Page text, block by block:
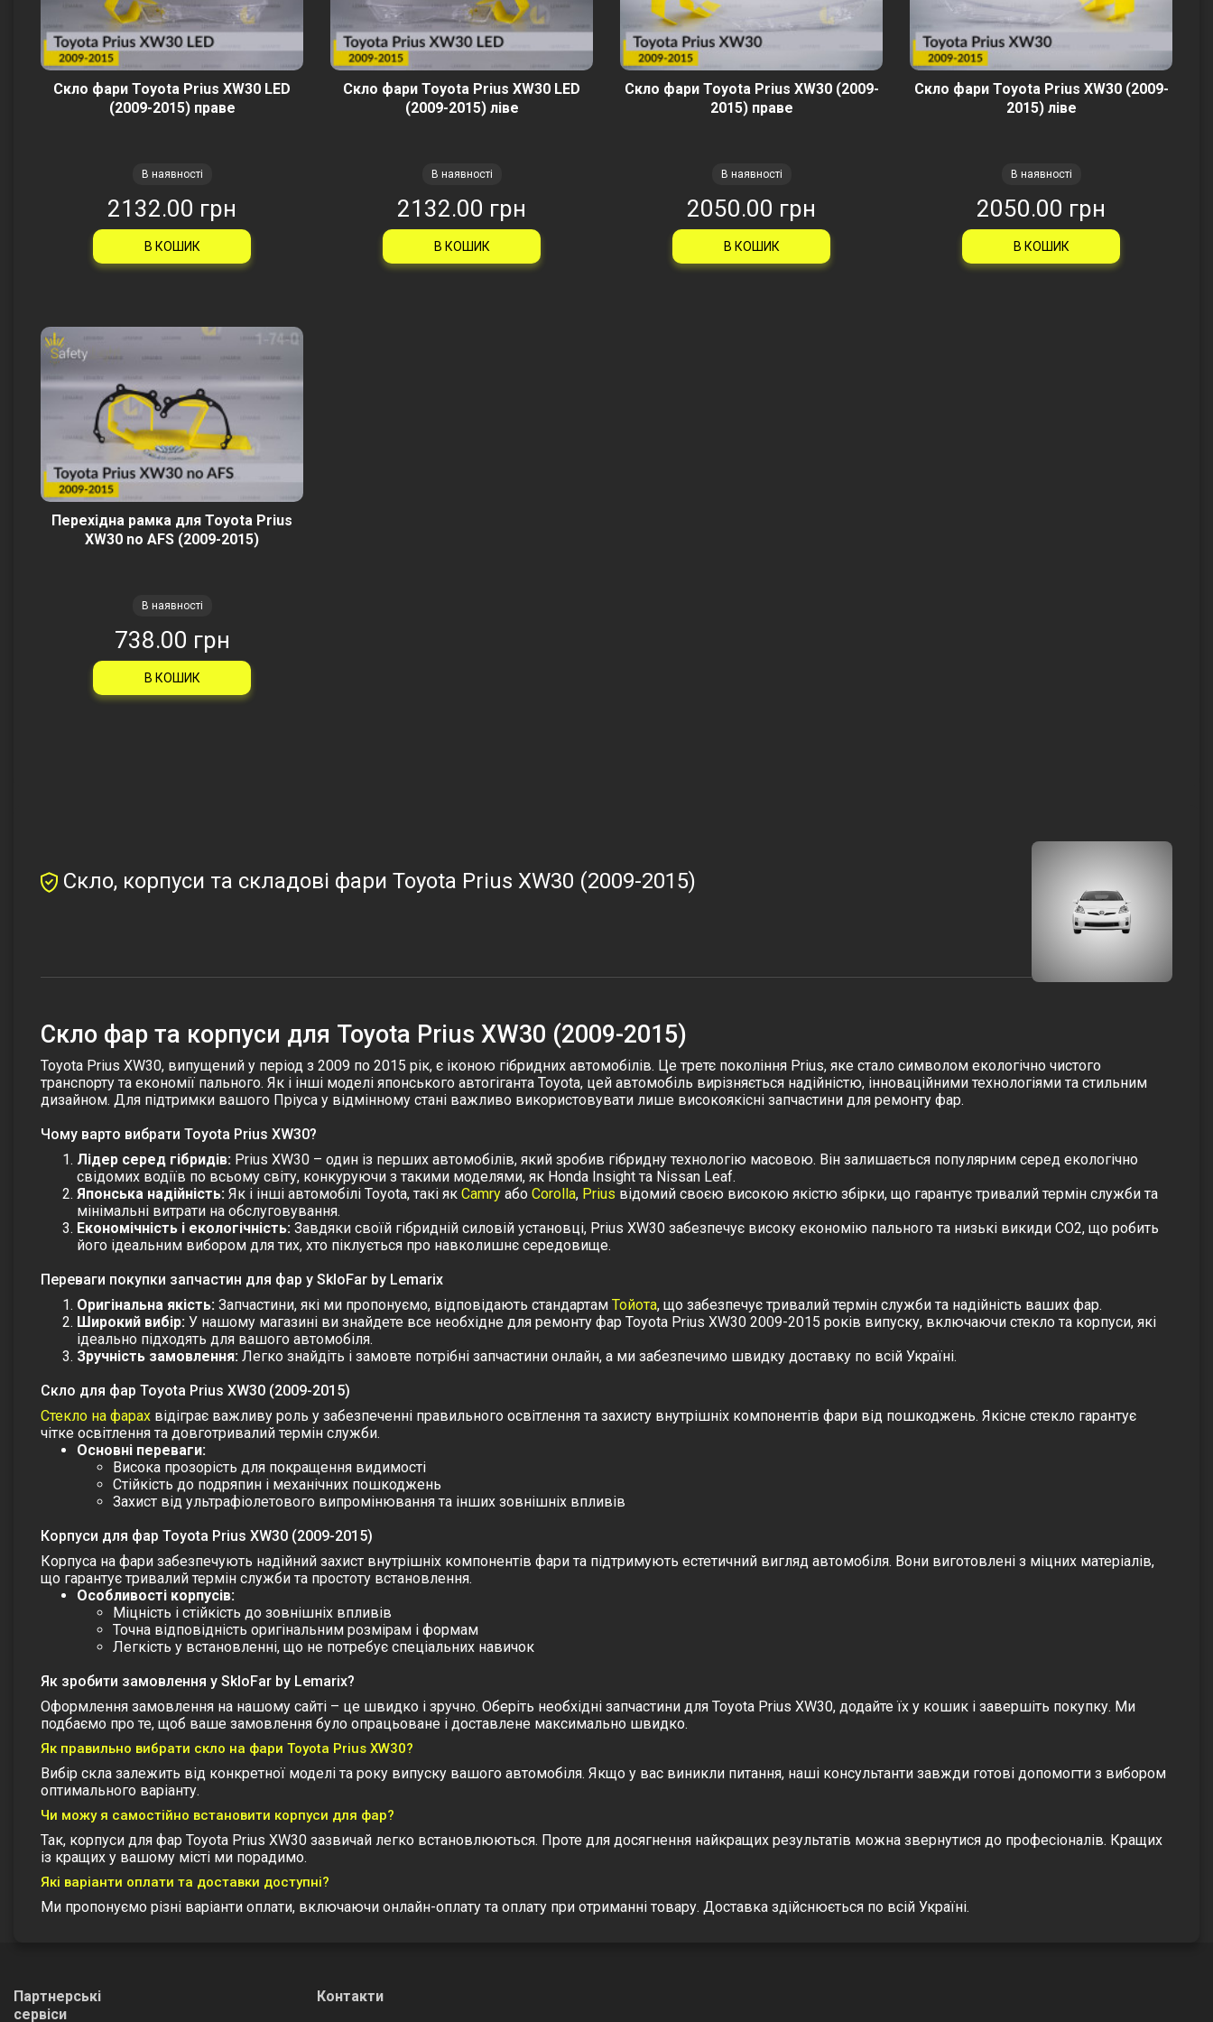
Скло фари Toyota Prius XW30 LED
(2009-2015) праве
В наявності
2132.00 грн
В КОШИК
Скло фари Toyota Prius XW30 LED
(2009-2015) ліве
В наявності
2132.00 грн
В КОШИК
Скло фари Toyota Prius XW30 (2009-
2015) праве
В наявності
2050.00 грн
В КОШИК
Скло фари Toyota Prius XW30 (2009-
2015) ліве
В наявності
2050.00 грн
В КОШИК
Перехідна рамка для Toyota Prius
XW30 no AFS (2009-2015)
В наявності
738.00 грн
В КОШИК
Скло, корпуси та складові фари Toyota Prius XW30 (2009-2015)
Скло фар та корпуси для Toyota Prius XW30 (2009-2015)
Toyota Prius XW30, випущений у період з 2009 по 2015 рік, є іконою гібридних автомобілів. Це третє покоління Prius, яке стало символом екологічно чистого
транспорту та економії пального. Як і інші моделі японського автогіганта Toyota, цей автомобіль вирізняється надійністю, інноваційними технологіями та стильним
дизайном. Для підтримки вашого Пріуса у відмінному стані важливо використовувати лише високоякісні запчастини для ремонту фар.
Чому варто вибрати Toyota Prius XW30?
Лідер серед гібридів: Prius XW30 – один із перших автомобілів, який зробив гібридну технологію масовою. Він залишається популярним серед екологічно
свідомих водіїв по всьому світу, конкуруючи з такими моделями, як Honda Insight та Nissan Leaf.
Японська надійність: Як і інші автомобілі Toyota, такі як Camry або Corolla, Prius відомий своєю високою якістю збірки, що гарантує тривалий термін служби та
мінімальні витрати на обслуговування.
Економічність і екологічність: Завдяки своїй гібридній силовій установці, Prius XW30 забезпечує високу економію пального та низькі викиди CO2, що робить
його ідеальним вибором для тих, хто піклується про навколишнє середовище.
Переваги покупки запчастин для фар у SkloFar by Lemarix
Оригінальна якість: Запчастини, які ми пропонуємо, відповідають стандартам Тойота, що забезпечує тривалий термін служби та надійність ваших фар.
Широкий вибір: У нашому магазині ви знайдете все необхідне для ремонту фар Toyota Prius XW30 2009-2015 років випуску, включаючи стекло та корпуси, які
ідеально підходять для вашого автомобіля.
Зручність замовлення: Легко знайдіть і замовте потрібні запчастини онлайн, а ми забезпечимо швидку доставку по всій Україні.
Скло для фар Toyota Prius XW30 (2009-2015)
Стекло на фарах відіграє важливу роль у забезпеченні правильного освітлення та захисту внутрішніх компонентів фари від пошкоджень. Якісне стекло гарантує
чітке освітлення та довготривалий термін служби.
Основні переваги:
Висока прозорість для покращення видимості
Стійкість до подряпин і механічних пошкоджень
Захист від ультрафіолетового випромінювання та інших зовнішніх впливів
Корпуси для фар Toyota Prius XW30 (2009-2015)
Корпуса на фари забезпечують надійний захист внутрішніх компонентів фари та підтримують естетичний вигляд автомобіля. Вони виготовлені з міцних матеріалів,
що гарантує тривалий термін служби та простоту встановлення.
Особливості корпусів:
Міцність і стійкість до зовнішніх впливів
Точна відповідність оригінальним розмірам і формам
Легкість у встановленні, що не потребує спеціальних навичок
Як зробити замовлення у SkloFar by Lemarix?
Оформлення замовлення на нашому сайті – це швидко і зручно. Оберіть необхідні запчастини для Toyota Prius XW30, додайте їх у кошик і завершіть покупку. Ми
подбаємо про те, щоб ваше замовлення було опрацьоване і доставлене максимально швидко.
Як правильно вибрати скло на фари Toyota Prius XW30?
Вибір скла залежить від конкретної моделі та року випуску вашого автомобіля. Якщо у вас виникли питання, наші консультанти завжди готові допомогти з вибором
оптимального варіанту.
Чи можу я самостійно встановити корпуси для фар?
Так, корпуси для фар Toyota Prius XW30 зазвичай легко встановлюються. Проте для досягнення найкращих результатів можна звернутися до професіоналів. Кращих
із кращих у вашому місті ми порадимо.
Які варіанти оплати та доставки доступні?
Ми пропонуємо різні варіанти оплати, включаючи онлайн-оплату та оплату при отриманні товару. Доставка здійснюється по всій Україні.
Партнерські
сервіси
Контакти